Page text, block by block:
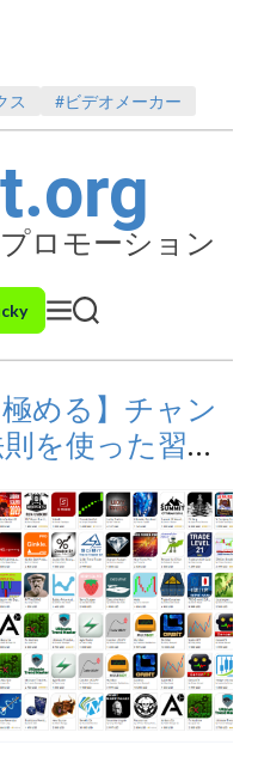
ス
#ビデオメーカー
ロモーション
M
n
S
a
h
極める】チャン
を使った習慣